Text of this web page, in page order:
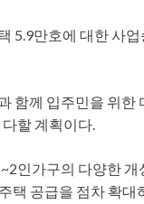
5.9만호에 대한 사
함께 입주민을 위
할 계획이다.
인가구의 다양한
택 공급을 점차 확